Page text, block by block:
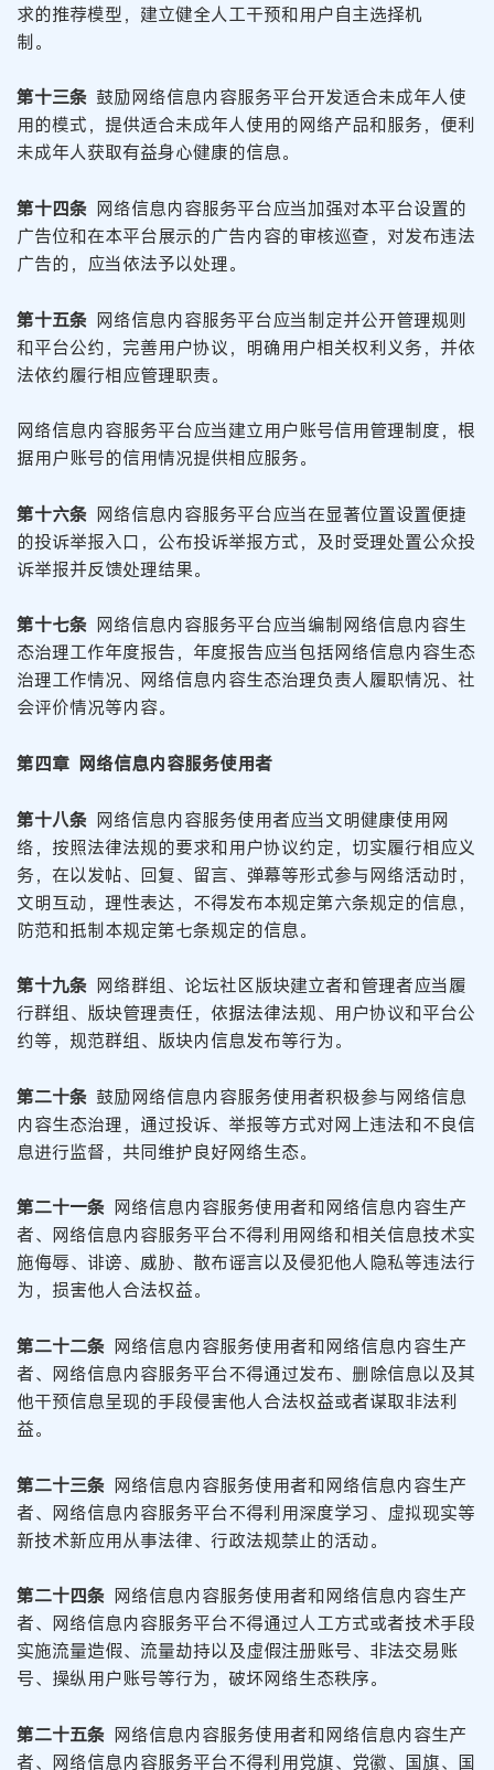
求的推荐模型，建立健全人工干预和用户自主选择机
制。
第十三条 鼓励网络信息内容服务平台开发适合未成年人使
用的模式，提供适合未成年人使用的网络产品和服务，便利
未成年人获取有益身心健康的信息。
第十四条 网络信息内容服务平台应当加强对本平台设置的
广告位和在本平台展示的广告内容的审核巡查，对发布违法
广告的，应当依法予以处理。
第十五条 网络信息内容服务平台应当制定并公开管理规则
和平台公约，完善用户协议，明确用户相关权利义务，并依
法依约履行相应管理职责。
网络信息内容服务平台应当建立用户账号信用管理制度，根
据用户账号的信用情况提供相应服务。
第十六条 网络信息内容服务平台应当在显著位置设置便捷
的投诉举报入口，公布投诉举报方式，及时受理处置公众投
诉举报并反馈处理结果。
第十七条 网络信息内容服务平台应当编制网络信息内容生
态治理工作年度报告，年度报告应当包括网络信息内容生态
治理工作情况、网络信息内容生态治理负责人履职情况、社
会评价情况等内容。
第四章 网络信息内容服务使用者
第十八条 网络信息内容服务使用者应当文明健康使用网
络，按照法律法规的要求和用户协议约定，切实履行相应义
务，在以发帖、回复、留言、弹幕等形式参与网络活动时，
文明互动，理性表达，不得发布本规定第六条规定的信息，
防范和抵制本规定第七条规定的信息。
第十九条 网络群组、论坛社区版块建立者和管理者应当履
行群组、版块管理责任，依据法律法规、用户协议和平台公
约等，规范群组、版块内信息发布等行为。
第二十条 鼓励网络信息内容服务使用者积极参与网络信息
内容生态治理，通过投诉、举报等方式对网上违法和不良信
息进行监督，共同维护良好网络生态。
第二十一条 网络信息内容服务使用者和网络信息内容生产
者、网络信息内容服务平台不得利用网络和相关信息技术实
施侮辱、诽谤、威胁、散布谣言以及侵犯他人隐私等违法行
为，损害他人合法权益。
第二十二条 网络信息内容服务使用者和网络信息内容生产
者、网络信息内容服务平台不得通过发布、删除信息以及其
他干预信息呈现的手段侵害他人合法权益或者谋取非法利
益。
第二十三条 网络信息内容服务使用者和网络信息内容生产
者、网络信息内容服务平台不得利用深度学习、虚拟现实等
新技术新应用从事法律、行政法规禁止的活动。
第二十四条 网络信息内容服务使用者和网络信息内容生产
者、网络信息内容服务平台不得通过人工方式或者技术手段
实施流量造假、流量劫持以及虚假注册账号、非法交易账
号、操纵用户账号等行为，破坏网络生态秩序。
第二十五条 网络信息内容服务使用者和网络信息内容生产
者、网络信息内容服务平台不得利用党旗、党徽、国旗、国